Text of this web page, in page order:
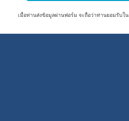
เมื่อท่านส่งข้อมูลผ่านฟอร์ม จะถือว่าท่านยอมรับใน